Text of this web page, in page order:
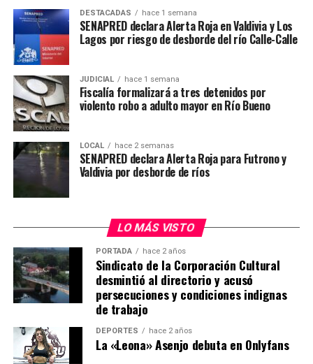
DESTACADAS hace 1 semana
SENAPRED declara Alerta Roja en Valdivia y Los
Lagos por riesgo de desborde del río Calle-Calle
JUDICIAL hace 1 semana
Fiscalía formalizará a tres detenidos por
violento robo a adulto mayor en Río Bueno
LOCAL hace 2 semanas
SENAPRED declara Alerta Roja para Futrono y
Valdivia por desborde de ríos
LO MÁS VISTO
PORTADA hace 2 años
Sindicato de la Corporación Cultural
desmintió al directorio y acusó
persecuciones y condiciones indignas
de trabajo
DEPORTES hace 2 años
La «Leona» Asenjo debuta en Onlyfans